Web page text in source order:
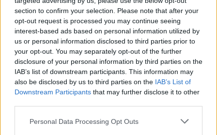
section to confirm your selection. Please note that after your
opt-out request is processed you may continue seeing
interest-based ads based on personal information utilized by
us or personal information disclosed to third parties prior to
your opt-out. You may separately opt-out of the further
disclosure of your personal information by third parties on the
IAB’s list of downstream participants. This information may
also be disclosed by us to third parties on the IAB’s List of
Downstream Participants that may further disclose it to other
Please note that this website/app uses one or more Google
Personal Data Processing Opt Outs